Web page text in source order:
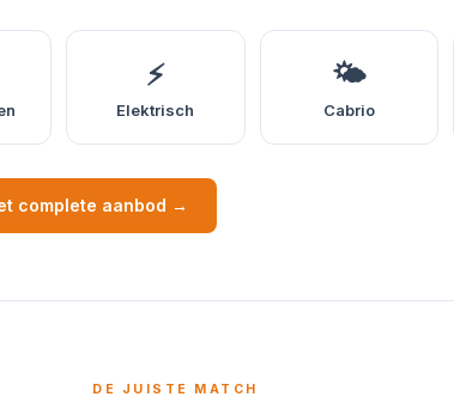
⚡
Elektrisch
🌤️
Cabrio
complete aanbod →
DE JUISTE MATCH